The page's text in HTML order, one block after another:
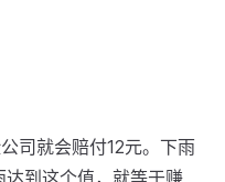
司就会赔付12元。下雨
到这个值，就等于赚